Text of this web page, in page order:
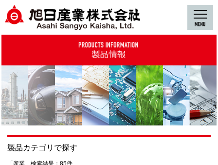
製品カテゴリで探す
「産業」検索結果：85件